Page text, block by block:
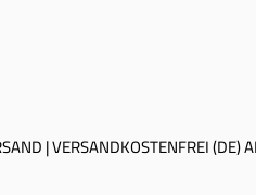
| VERSANDKOSTENFREI (DE)